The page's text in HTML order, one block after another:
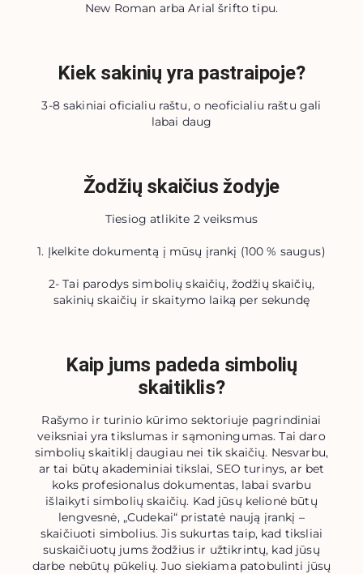
New Roman arba Arial šrifto tipu.
Kiek sakinių yra pastraipoje?
3-8 sakiniai oficialiu raštu, o neoficialiu raštu gali
labai daug
Žodžių skaičius žodyje
Tiesiog atlikite 2 veiksmus
1. Įkelkite dokumentą į mūsų įrankį (100 % saugus)
2- Tai parodys simbolių skaičių, žodžių skaičių,
sakinių skaičių ir skaitymo laiką per sekundę
Kaip jums padeda simbolių
skaitiklis?
Rašymo ir turinio kūrimo sektoriuje pagrindiniai
veiksniai yra tikslumas ir sąmoningumas. Tai daro
simbolių skaitiklį daugiau nei tik skaičių. Nesvarbu,
ar tai būtų akademiniai tikslai, SEO turinys, ar bet
koks profesionalus dokumentas, labai svarbu
išlaikyti simbolių skaičių. Kad jūsų kelionė būtų
lengvesnė, „Cudekai“ pristatė naują įrankį –
skaičiuoti simbolius. Jis sukurtas taip, kad tiksliai
suskaičiuotų jums žodžius ir užtikrintų, kad jūsų
darbe nebūtų pūkelių. Juo siekiama patobulinti jūsų